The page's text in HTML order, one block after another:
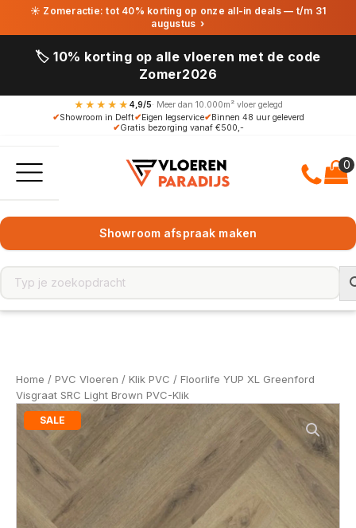
☀ Zomeractie: tot 40% korting op onze all-in deals — t/m 31
augustus ›
🏷️ 10% korting op alle vloeren met de code
Zomer2026
★★★★★ 4,9/5· Meer dan 10.000m² vloer gelegd
✔Showroom in Delft✔Eigen legservice✔Binnen 48 uur geleverd
✔Gratis bezorging vanaf €500,-
Showroom afspraak maken
Home / PVC Vloeren / Klik PVC / Floorlife YUP XL Greenford
Visgraat SRC Light Brown PVC-Klik
SALE